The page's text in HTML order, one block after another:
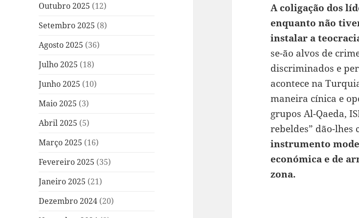
Outubro 2025 (12)
Setembro 2025 (8)
Agosto 2025 (36)
Julho 2025 (18)
Junho 2025 (10)
Maio 2025 (3)
Abril 2025 (5)
Março 2025 (16)
Fevereiro 2025 (35)
Janeiro 2025 (21)
Dezembro 2024 (20)
A coligação dos
enquanto não
instalar a
se-ão alvos de
discriminados e
acontece na
maneira cínica e
grupos Al-Qaeda,
rebeldes” dão-
instrumento
económica e de
zona.